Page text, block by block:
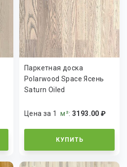
Паркетная доска
Polarwood Space Ясень
Saturn Oiled
Цена за 1м²:3193.00 ₽
КУПИТЬ